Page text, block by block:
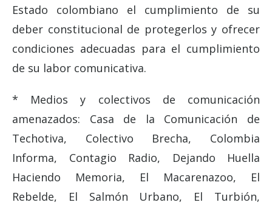
Estado colombiano el cumplimiento de su
deber constitucional de protegerlos y ofrecer
condiciones adecuadas para el cumplimiento
de su labor comunicativa.
* Medios y colectivos de comunicación
amenazados: Casa de la Comunicación de
Techotiva, Colectivo Brecha, Colombia
Informa, Contagio Radio, Dejando Huella
Haciendo Memoria, El Macarenazoo, El
Rebelde, El Salmón Urbano, El Turbión,